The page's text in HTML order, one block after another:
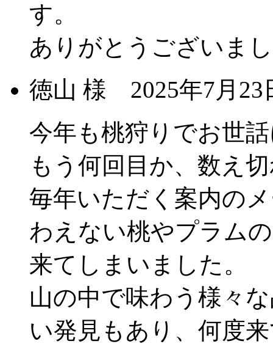
す。
ありがとうございま
徳山 様
2025年7月
今年も桃狩りでお世
もう何回目か、数え
毎年いただく案内の
わえない桃やプラム
来てしまいました。
山の中で味わう様々
い発見もあり、何度